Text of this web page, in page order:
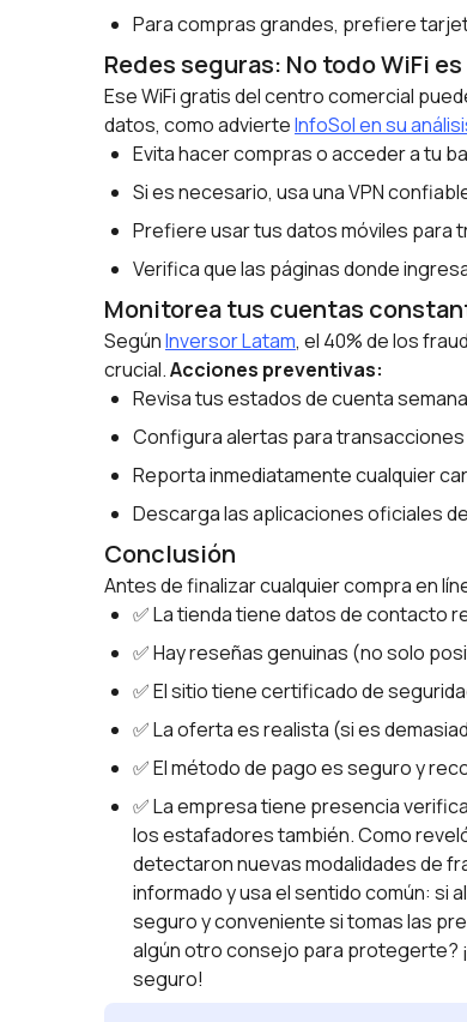
Para compras grandes, prefiere
Redes seguras: No todo WiFi
Ese WiFi gratis del centro comercial
datos, como advierteInfoSol en su
Evita hacer compras o acceder a tu
Si es necesario, usa una VPN
Prefiere usar tus datos móviles para
Verifica que las páginas donde
Monitorea tus cuentas
SegúnInversor Latam, el 40% de los
crucial.Acciones preventivas:
Revisa tus estados de cuenta
Configura alertas para
Reporta inmediatamente cualquier
Descarga las aplicaciones oficiales
Conclusión
Antes de finalizar cualquier compra en
✅ La tienda tiene datos de contacto
✅ Hay reseñas genuinas (no solo
✅ El sitio tiene certificado de
✅ La oferta es realista (si es
✅ El método de pago es seguro y
✅ La empresa tiene presencia
los estafadores también. Como
detectaron nuevas modalidades de
informado y usa el sentido común: si
seguro y conveniente si tomas las
algún otro consejo para protegerte?
seguro!